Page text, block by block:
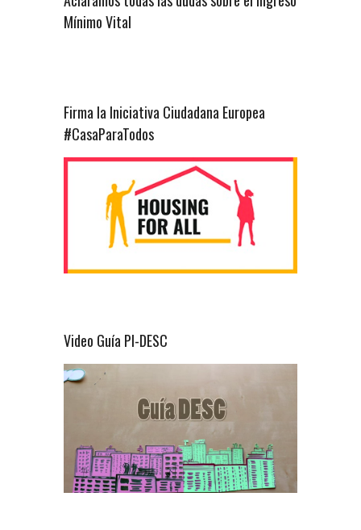
Mínimo Vital
Firma la Iniciativa Ciudadana Europea
#CasaParaTodos
Video Guía PI-DESC